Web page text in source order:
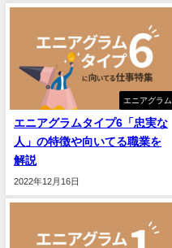
エニアグラム
エニアグラムタイプ6「忠実な
人」の特徴や向いてる職業を
解説
2022年12月16日